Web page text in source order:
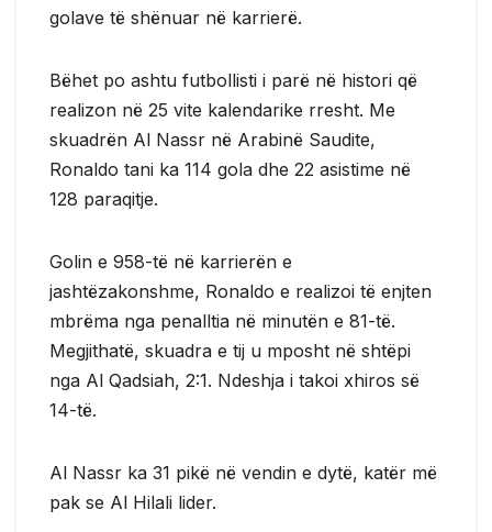
golave të shënuar në karrierë.
Bëhet po ashtu futbollisti i parë në histori që
realizon në 25 vite kalendarike rresht. Me
skuadrën Al Nassr në Arabinë Saudite,
Ronaldo tani ka 114 gola dhe 22 asistime në
128 paraqitje.
Golin e 958-të në karrierën e
jashtëzakonshme, Ronaldo e realizoi të enjten
mbrëma nga penalltia në minutën e 81-të.
Megjithatë, skuadra e tij u mposht në shtëpi
nga Al Qadsiah, 2:1. Ndeshja i takoi xhiros së
14-të.
Al Nassr ka 31 pikë në vendin e dytë, katër më
pak se Al Hilali lider.